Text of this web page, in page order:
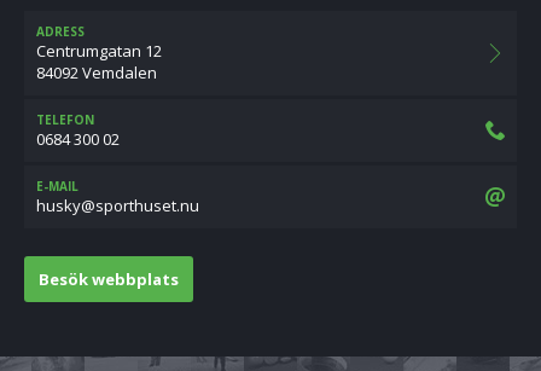
ADRESS
Centrumgatan 12
84092 Vemdalen
TELEFON
0684 300 02
E-MAIL
un.tesuhtrops@yksuh
Besök webbplats